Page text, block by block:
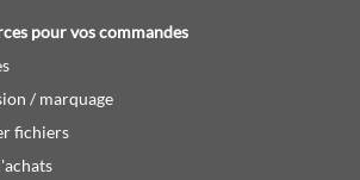
pour vos commandes
/ marquage
fichiers